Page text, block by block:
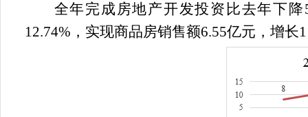
全年完成房地产开发投资比去年下降
12.74% ，实现商品房销售额6.55亿元，增长